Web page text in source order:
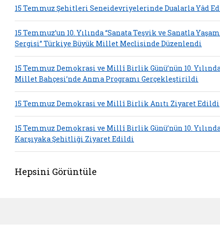
15 Temmuz Şehitleri Seneidevriyelerinde Dualarla Yâd
15 Temmuz’un 10. Yılında “Sanata Teşvik ve Sanatla Yaşam
Sergisi” Türkiye Büyük Millet Meclisinde Düzenlendi
15 Temmuz Demokrasi ve Millî Birlik Günü’nün 10.
Millet Bahçesi’nde Anma Programı Gerçekleştirildi
15 Temmuz Demokrasi ve Millî Birlik Anıtı Ziyaret Edildi
15 Temmuz Demokrasi ve Millî Birlik Günü’nün 10.
Karşıyaka Şehitliği Ziyaret Edildi
Hepsini Görüntüle